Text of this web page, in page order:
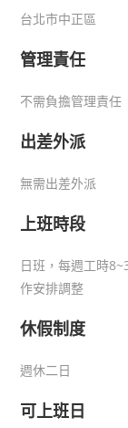
台北市中正區
管理責任
不需負擔管理責任
出差外派
無需出差外派
上班時段
日班，每週工時
作安排調整
休假制度
週休二日
可上班日